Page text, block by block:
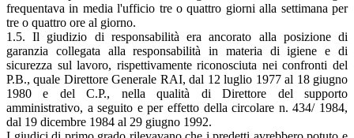
frequentava in media l'ufficio tre o quattro giorni alla settimana per
tre o quattro ore al giorno.
1.5. Il giudizio di responsabilità era ancorato alla posizione di
garanzia collegata alla responsabilità in materia di igiene e di
sicurezza sul lavoro, rispettivamente riconosciuta nei confronti del
P.B., quale Direttore Generale RAI, dal 12 luglio 1977 al 18 giugno
1980 e del C.P., nella qualità di Direttore del supporto
amministrativo, a seguito e per effetto della circolare n. 434/ 1984,
dal 19 dicembre 1984 al 29 giugno 1992.